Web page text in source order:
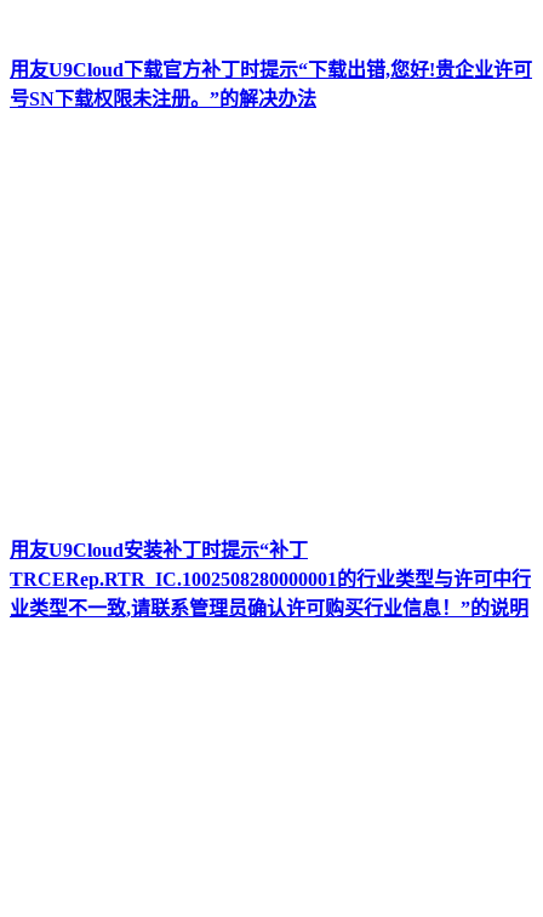
用友U9Cloud下载官方补丁时提示“下载出错,您好!贵企业许可
号SN下载权限未注册。”的解决办法
用友U9Cloud安装补丁时提示“补丁
TRCERep.RTR_IC.1002508280000001的行业类型与许可中行
业类型不一致,请联系管理员确认许可购买行业信息！”的说明